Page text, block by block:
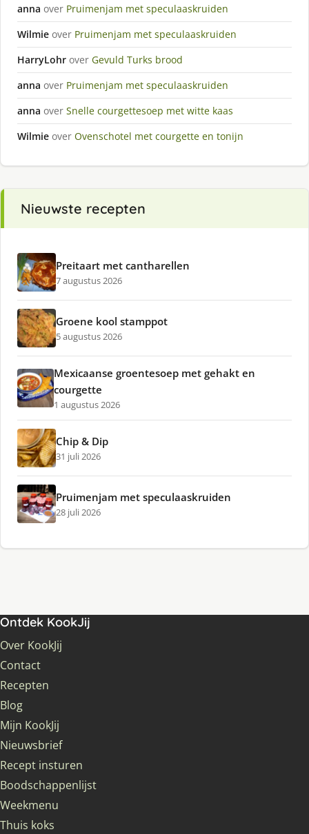
anna over Pruimenjam met speculaaskruiden
Wilmie over Pruimenjam met speculaaskruiden
HarryLohr over Gevuld Turks brood
anna over Pruimenjam met speculaaskruiden
anna over Snelle courgettesoep met witte kaas
Wilmie over Ovenschotel met courgette en tonijn
Nieuwste recepten
Preitaart met cantharellen
7 augustus 2026
Groene kool stamppot
5 augustus 2026
Mexicaanse groentesoep met gehakt en
courgette
1 augustus 2026
Chip & Dip
31 juli 2026
Pruimenjam met speculaaskruiden
28 juli 2026
Ontdek KookJij
Over KookJij
Contact
Recepten
Blog
Mijn KookJij
Nieuwsbrief
Recept insturen
Boodschappenlijst
Weekmenu
Thuis koks